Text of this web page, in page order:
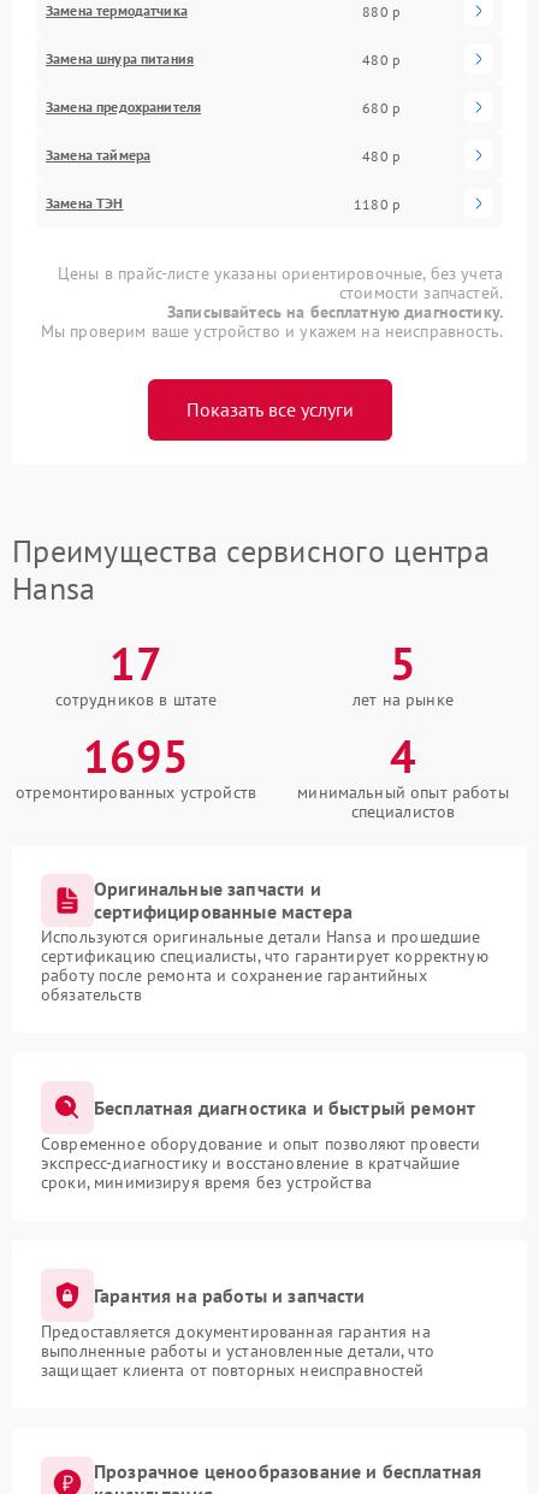
Замена термодатчика 880 р
Замена шнура питания 480 р
Замена предохранителя 680 р
Замена таймера 480 р
Замена ТЭН 1180 р
Цены в прайс-листе указаны ориентировочные, без учета
стоимости запчастей.
Записывайтесь на бесплатную диагностику.
Мы проверим ваше устройство и укажем на неисправность.
Показать все услуги
Преимущества сервисного центра
Hansa
17
сотрудников в штате
5
лет на рынке
1695
отремонтированных устройств
4
минимальный опыт работы
специалистов
Оригинальные запчасти и
сертифицированные мастера
Используются оригинальные детали Hansa и прошедшие
сертификацию специалисты, что гарантирует корректную
работу после ремонта и сохранение гарантийных
обязательств
Бесплатная диагностика и быстрый ремонт
Современное оборудование и опыт позволяют провести
экспресс-диагностику и восстановление в кратчайшие
сроки, минимизируя время без устройства
Гарантия на работы и запчасти
Предоставляется документированная гарантия на
выполненные работы и установленные детали, что
защищает клиента от повторных неисправностей
Прозрачное ценообразование и бесплатная